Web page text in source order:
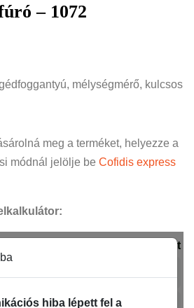
– 1072
mélységmérő, kulcsos
meg a terméket, helyezze a
módnál jelölje be Cofidis express